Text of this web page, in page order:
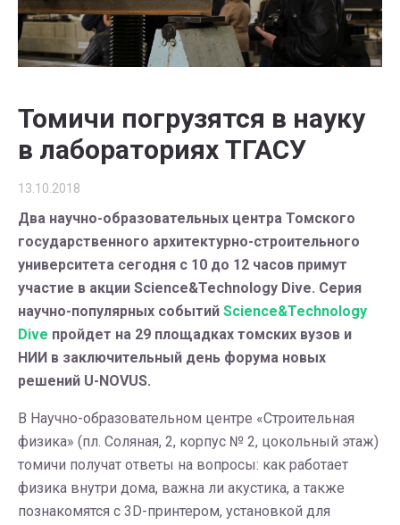
Томичи погрузятся в науку
в лабораториях ТГАСУ
13.10.2018
Два научно-образовательных центра Томского
государственного архитектурно-строительного
университета сегодня с 10 до 12 часов примут
участие в акции Science&Technology Dive. Серия
научно-популярных событий Science&Technology
Dive пройдет на 29 площадках томских вузов и
НИИ в заключительный день форума новых
решений U-NOVUS.
В Научно-образовательном центре «Строительная
физика» (пл. Соляная, 2, корпус № 2, цокольный этаж)
томичи получат ответы на вопросы: как работает
физика внутри дома, важна ли акустика, а также
познакомятся с 3D-принтером, установкой для